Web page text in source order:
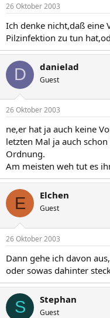
26 Oktober 2003
Ich denke nicht,daß eine
Pilzinfektion zu tun
D danielad
Guest
26 Oktober 2003
ne,er hat ja auch keine
letzten Mal ja auch
Ordnung.
Am meisten weh tut es
E Elchen
Guest
26 Oktober 2003
Dann gehe ich davon
oder sowas dahinter
S Stephan
Guest